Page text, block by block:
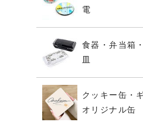
電
食器・弁当箱
皿
クッキー缶・
オリジナル缶